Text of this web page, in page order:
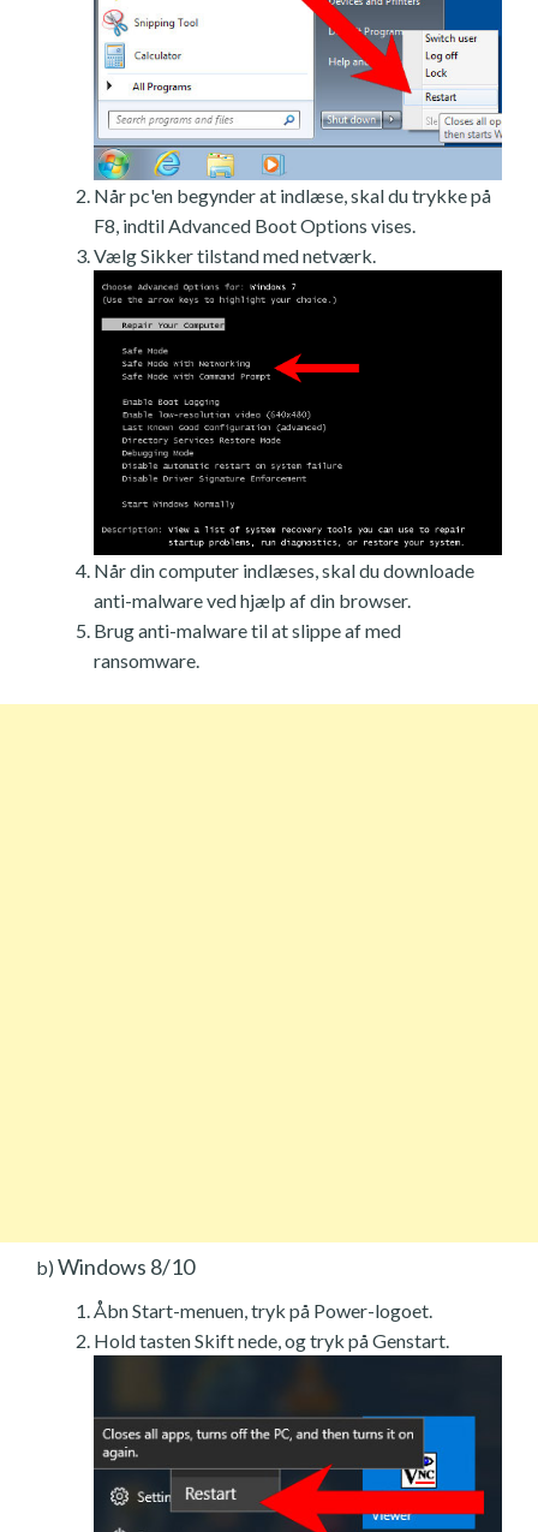
Når pc'en begynder at indlæse, skal du trykke på
F8, indtil Advanced Boot Options vises.
Vælg Sikker tilstand med netværk.
Når din computer indlæses, skal du downloade
anti-malware ved hjælp af din browser.
Brug anti-malware til at slippe af med
ransomware.
b) Windows 8/10
Åbn Start-menuen, tryk på Power-logoet.
Hold tasten Skift nede, og tryk på Genstart.